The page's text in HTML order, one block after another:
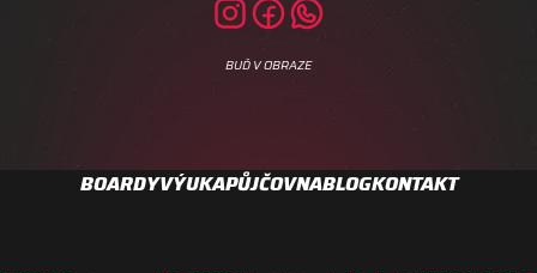
BUĎ V OBRAZE
BOARDYVÝUKAPŮJČOVNABLOGKONTAKT